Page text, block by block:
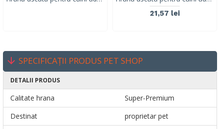
21,57 lei
SPECIFICAȚII PRODUS PET SHOP
DETALII PRODUS
Calitate hrana
Super-Premium
Destinat
proprietar pet